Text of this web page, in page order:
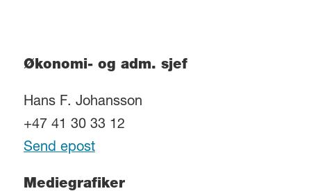
Økonomi- og adm. sjef
Hans F. Johansson
+47 41 30 33 12
Send epost
Mediegrafiker